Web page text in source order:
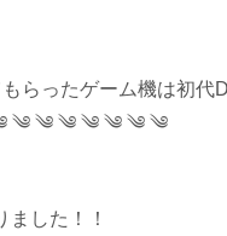
らったゲーム機は初代
༄ ༄ ༄ ༄ ༄ ༄ ༄
した！！